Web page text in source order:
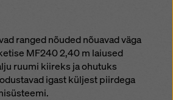
ranged nõuded nõuavad väga
MF240 2,40 m laiused
ruumi kiireks ja ohutuks
igast küljest piirdega